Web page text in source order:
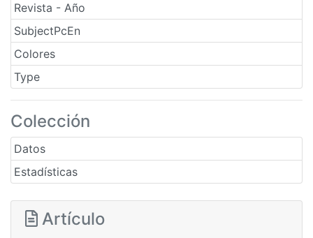
Revista - Año
SubjectPcEn
Colores
Type
Colección
Datos
Estadísticas
Artículo